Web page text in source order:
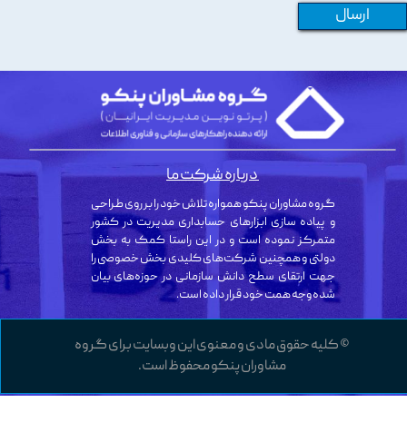
ارسال
© کلیه حقوق مادی و معنوی این وبسایت برای گروه
مشاوران پنکو محفوظ است.
گروه مشاوران پنکو همواره تلاش خود را بر روی طراحی
و پیاده سازی ابزارهای حسابداری مدیریت در کشور
متمرکز نموده است و در این راستا کمک به بخش
دولتی و همچنین شرکت‌های کلیدی بخش خصوصی را
جهت ارتقای سطح دانش سازمانی در حوزه‌های بیان
شده وجه همت خود قرار داده است.
درباره شرکت ما